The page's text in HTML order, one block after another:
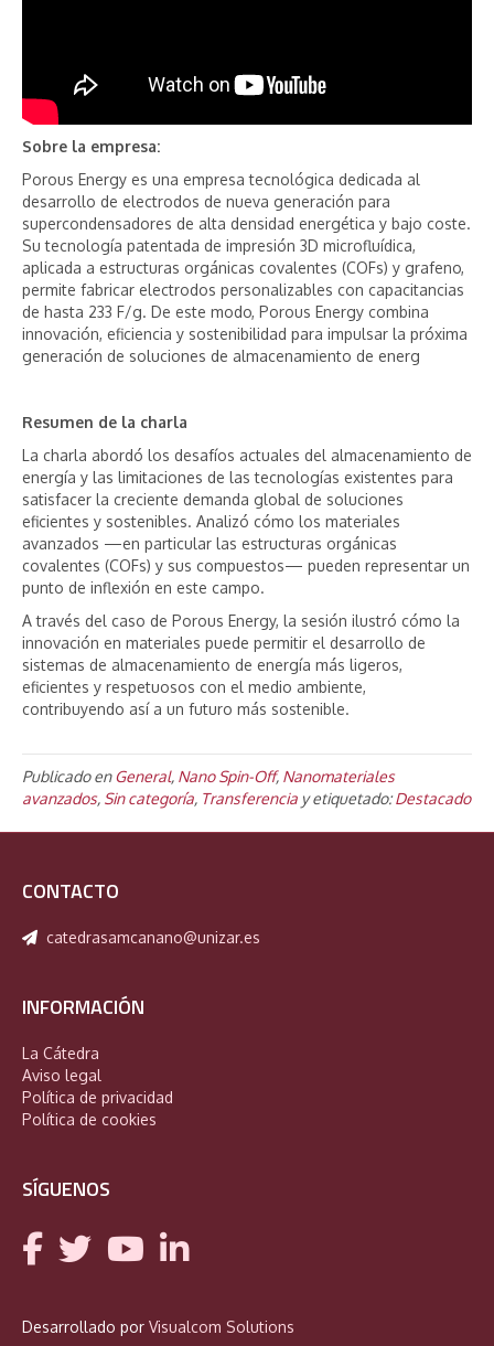
Sobre la empresa:
Porous Energy es una empresa tecnológica dedicada al
desarrollo de electrodos de nueva generación para
supercondensadores de alta densidad energética y bajo coste.
Su tecnología patentada de impresión 3D microfluídica,
aplicada a estructuras orgánicas covalentes (COFs) y grafeno,
permite fabricar electrodos personalizables con capacitancias
de hasta 233 F/g. De este modo, Porous Energy combina
innovación, eficiencia y sostenibilidad para impulsar la próxima
generación de soluciones de almacenamiento de energ
Resumen de la charla
La charla abordó los desafíos actuales del almacenamiento de
energía y las limitaciones de las tecnologías existentes para
satisfacer la creciente demanda global de soluciones
eficientes y sostenibles. Analizó cómo los materiales
avanzados —en particular las estructuras orgánicas
covalentes (COFs) y sus compuestos— pueden representar un
punto de inflexión en este campo.
A través del caso de Porous Energy, la sesión ilustró cómo la
innovación en materiales puede permitir el desarrollo de
sistemas de almacenamiento de energía más ligeros,
eficientes y respetuosos con el medio ambiente,
contribuyendo así a un futuro más sostenible.
Publicado enGeneral, Nano Spin-Off, Nanomateriales
avanzados, Sin categoría, Transferencia y etiquetado:Destacado
CONTACTO
catedrasamcanano@unizar.es
INFORMACIÓN
La Cátedra
Aviso legal
Política de privacidad
Política de cookies
SÍGUENOS
Desarrollado por Visualcom Solutions